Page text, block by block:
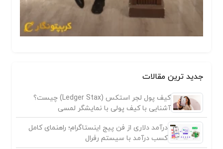
جدید ترین مقالات
کیف پول لجر استکس (Ledger Stax) چیست؟
آشنایی با کیف پولی با نمایشگر لمسی
درآمد دلاری از فن پیج اینستاگرام؛ راهنمای کامل
کسب درآمد با سیستم رفرال